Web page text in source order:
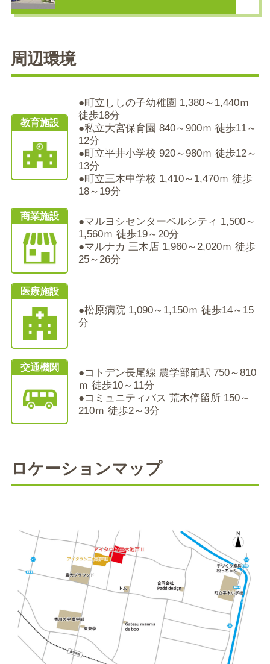
周辺環境
教育施設
●町立ししの子幼稚園 1,380～1,440ｍ
徒歩18分
●私立大宮保育園 840～900ｍ 徒歩11～
12分
●町立平井小学校 920～980ｍ 徒歩12～
13分
●町立三木中学校 1,410～1,470ｍ 徒歩
18～19分
商業施設
●マルヨシセンターベルシティ 1,500～
1,560ｍ 徒歩19～20分
●マルナカ 三木店 1,960～2,020ｍ 徒歩
25～26分
医療施設
●松原病院 1,090～1,150ｍ 徒歩14～15
分
交通機関
●コトデン長尾線 農学部前駅 750～810
ｍ 徒歩10～11分
●コミュニティバス 荒木停留所 150～
210ｍ 徒歩2～3分
ロケーションマップ